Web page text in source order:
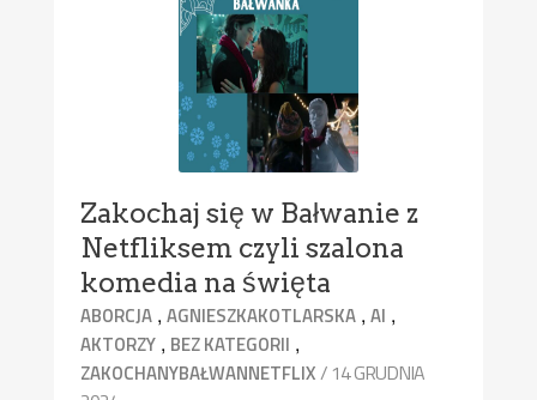
Zakochaj się w Bałwanie z
Netfliksem czyli szalona
komedia na święta
ABORCJA ,AGNIESZKAKOTLARSKA ,AI ,
AKTORZY , BEZ KATEGORII ,
ZAKOCHANYBAŁWANNETFLIX/ 14 GRUDNIA